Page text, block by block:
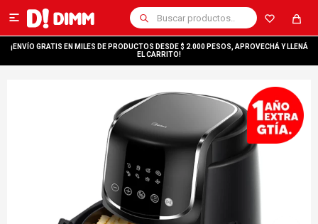

¡ENVÍO GRATIS EN MILES DE PRODUCTOS DESDE $ 2.000 PESOS, APROVECHÁ Y LLENÁ
EL CARRITO!